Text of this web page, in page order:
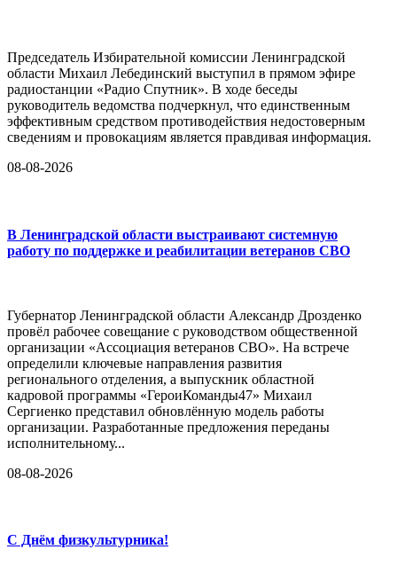
Председатель Избирательной комиссии Ленинградской
области Михаил Лебединский выступил в прямом эфире
радиостанции «Радио Спутник». В ходе беседы
руководитель ведомства подчеркнул, что единственным
эффективным средством противодействия недостоверным
сведениям и провокациям является правдивая информация.
08-08-2026
В Ленинградской области выстраивают системную
работу по поддержке и реабилитации ветеранов СВО
Губернатор Ленинградской области Александр Дрозденко
провёл рабочее совещание с руководством общественной
организации «Ассоциация ветеранов СВО». На встрече
определили ключевые направления развития
регионального отделения, а выпускник областной
кадровой программы «ГероиКоманды47» Михаил
Сергиенко представил обновлённую модель работы
организации. Разработанные предложения переданы
исполнительному...
08-08-2026
С Днём физкультурника!